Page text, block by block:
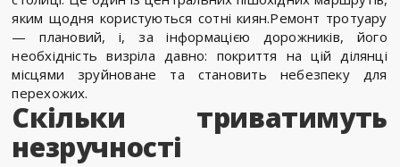
яким щодня користуються сотні киян.Ремонт тротуару
— плановий, і, за інформацією дорожників, його
необхідність визріла давно: покриття на цій ділянці
місцями зруйноване та становить небезпеку для
перехожих.
Скільки триватимуть
незручності